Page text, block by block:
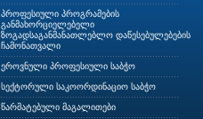
პროფესიული პროგრამების
განმახორციელებელი
ზოგადსაგანმანათლებლო დაწესებულებების
ჩამონათვალი
ეროვნული პროფესიული საბჭო
სექტორული საკოორდინაციო საბჭო
წარმატებული მაგალითები